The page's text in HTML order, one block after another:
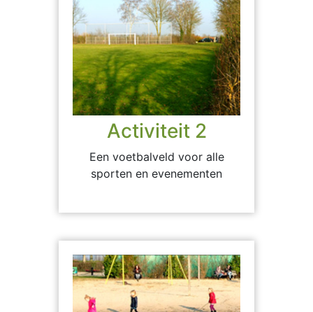
Activiteit 2
Een voetbalveld voor alle
sporten en evenementen